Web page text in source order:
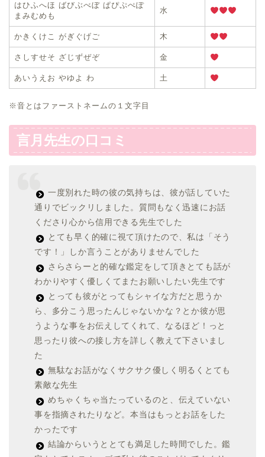
はひふへほ ばびぶべぼ ぱぴぷぺぽ
まみむめも
水
かきくけこ がぎぐげご 木
さしすせそ ざじずぜぞ 金
あいうえお やゆよ わ 土
※音とはファーストネームの１文字目
言月先生の口コミ
一度別れた時の彼の気持ちは、彼が話していた
通りでビックリしました。質問もなく迅速にお話
くださり心から信用できる先生でした
とても早く的確に視て頂けたので、私は「そう
です！」しか言うことがありませんでした
さらさらーと的確な鑑定をして頂きとても話が
わかりやすく優しくてまたお願いしたい先生です
とっても彼がとってもシャイな方だと思うか
ら、多分こう思ったんじゃないかな？とか彼が思
うような事をお伝えしてくれて、なるほど！っと
思ったり彼への接し方を詳しく教えて下さいまし
た
無駄なお話がなくサクサク優しく明るくとても
素敵な先生
めちゃくちゃ当たっているのと、伝えていない
事を指摘されたりなど。本当はもっとお話をした
かったです
結論からいうととても満足した時間でした。鑑